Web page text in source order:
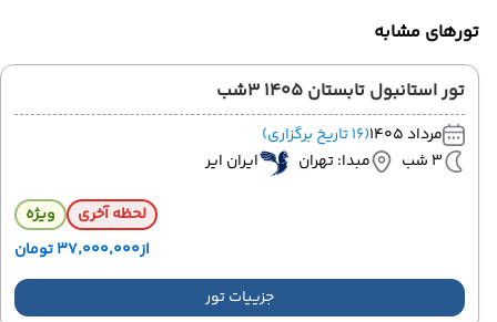
تورهای مشابه
تور استانبول تابستان 1405 3شب
مرداد 1405
(16 تاریخ برگزاری)
3 شب
مبدا: تهران ایران ایر
لحظه آخری
ویژه
از۳۷٬۰۰۰٬۰۰۰ تومان
جزییات تور